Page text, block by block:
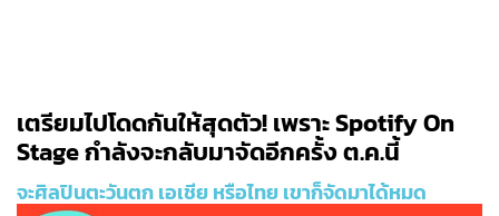
เตรียมไปโดดกันให้สุดตัว! เพราะ Spotify On
Stage กำลังจะกลับมาจัดอีกครั้ง ต.ค.นี้
จะศิลปินตะวันตก เอเชีย หรือไทย เขาก็จัดมาได้หมด